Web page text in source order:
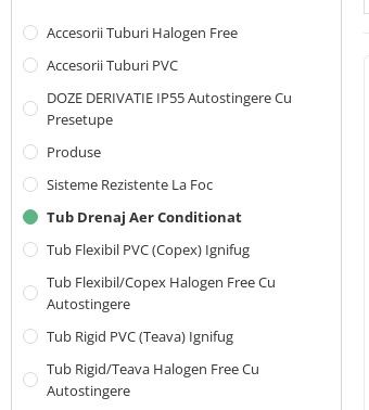
Accesorii Tuburi Halogen Free
Accesorii Tuburi PVC
DOZE DERIVATIE IP55 Autostingere Cu
Presetupe
Produse
Sisteme Rezistente La Foc
Tub Drenaj Aer Conditionat
Tub Flexibil PVC (copex) Ignifug
Tub Flexibil/Copex Halogen Free Cu
Autostingere
Tub Rigid PVC (teava) Ignifug
Tub Rigid/Teava Halogen Free Cu
Autostingere